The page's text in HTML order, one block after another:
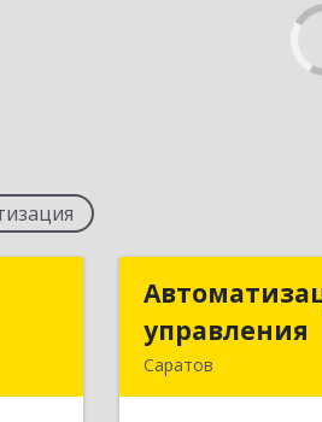
г,
управления
Саратов